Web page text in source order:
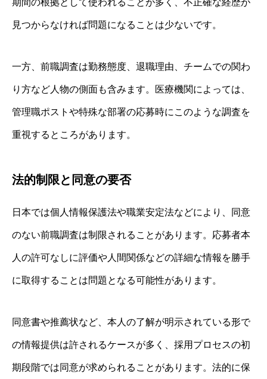
見つからなければ問題になることは少ないです。
一方、前職調査は勤務態度、退職理由、チームでの関わ
り方など人物の側面も含みます。医療機関によっては、
管理職ポストや特殊な部署の応募時にこのような調査を
重視するところがあります。
法的制限と同意の要否
日本では個人情報保護法や職業安定法などにより、同意
のない前職調査は制限されることがあります。応募者本
人の許可なしに評価や人間関係などの詳細な情報を勝手
に取得することは問題となる可能性があります。
同意書や推薦状など、本人の了解が明示されている形で
の情報提供は許されるケースが多く、採用プロセスの初
期段階では同意が求められることがあります。法的に保